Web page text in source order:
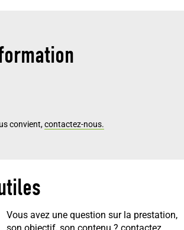
convient,contactez-nous.
Vous avez une question sur la prestation,